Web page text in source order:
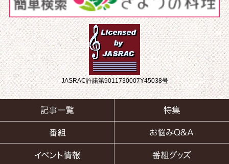
JASRAC許諾第9011730007Y45038号